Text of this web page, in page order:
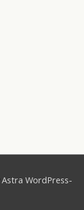
Astra WordPress-